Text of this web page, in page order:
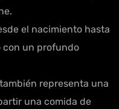
el nacimiento hasta
con un profundo
representa una
una comida de